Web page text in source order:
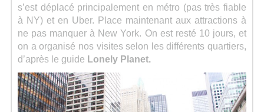
s’est déplacé principalement en métro (pas très fiable
à NY) et en Uber. Place maintenant aux attractions à
ne pas manquer à New York. On est resté 10 jours, et
on a organisé nos visites selon les différents quartiers,
d’après le guide Lonely Planet.